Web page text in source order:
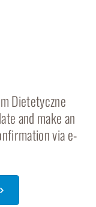
Dietetyczne
and make an
via e-